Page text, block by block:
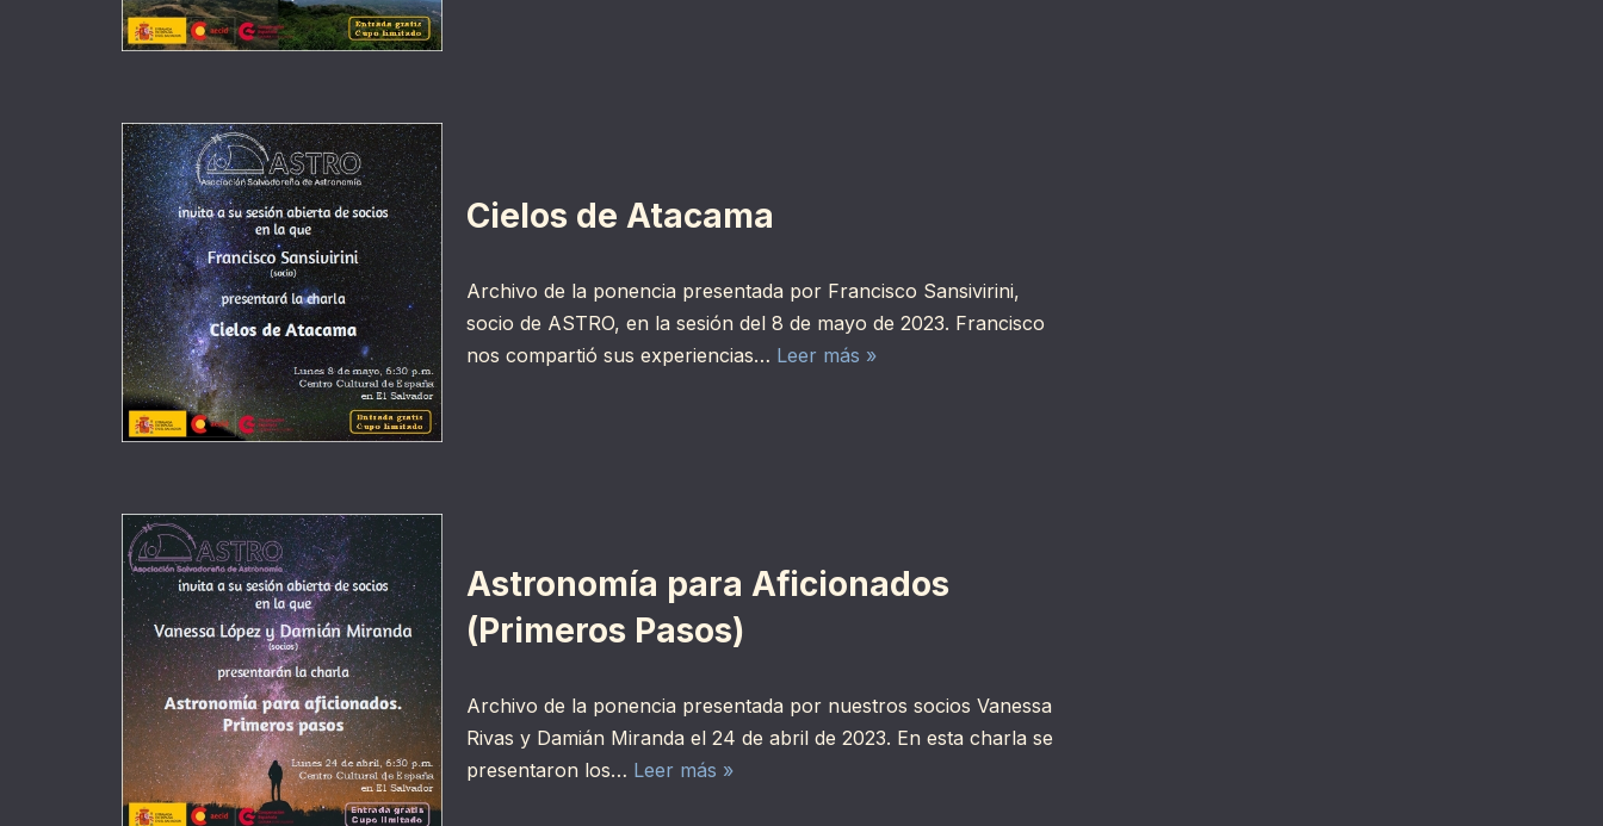
Cielos de Atacama
Archivo de la ponencia presentada por Francisco Sansivirini,
socio de ASTRO, en la sesión del 8 de mayo de 2023. Francisco
nos compartió sus experiencias… Leer más »
Astronomía para Aficionados
(Primeros Pasos)
Archivo de la ponencia presentada por nuestros socios Vanessa
Rivas y Damián Miranda el 24 de abril de 2023. En esta charla se
presentaron los… Leer más »